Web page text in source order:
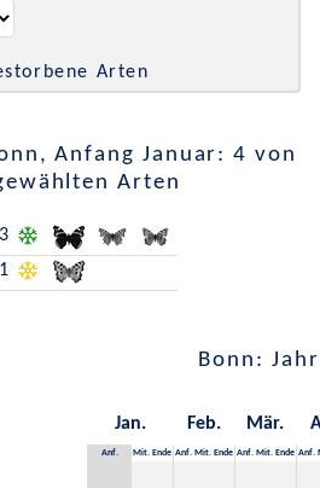
Arten
Anfang Januar: 4 von
Arten
3
1
Bonn:
Jan. Feb. Mär.
Anf. Mit. Ende Anf. Mit. Ende Anf. Mit. Ende Anf.